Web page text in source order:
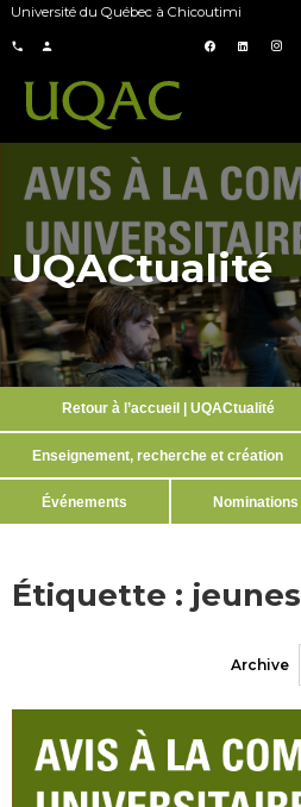
Université du Québec à Chicoutimi
UQACtualité
Retour à l’accueil | UQACtualité
Enseignement, recherche et création
Événements Nominations
Étiquette : jeunes
Archive